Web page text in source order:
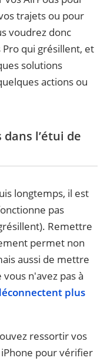
trajets ou pour
voudrez donc
qui grésillent, et
solutions
actions ou
l’étui de
longtemps, il est
pas
Remettre
permet non
aussi de mettre
n'avez pas à
plus
ressortir vos
pour vérifier